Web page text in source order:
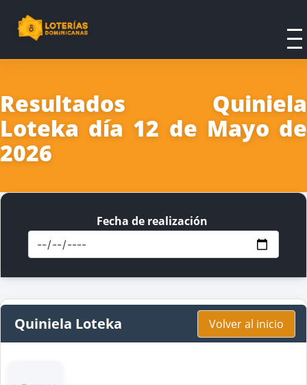
Resultados Quiniela
Loteka día 12 de Mayo de
2026
Fecha de realización
Quiniela Loteka Volver al inicio